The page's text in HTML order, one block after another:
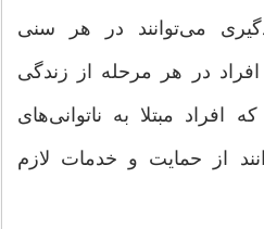
می‌توانند در هر سنی
در هر مرحله از زندگی
افراد مبتلا به ناتوانی‌های
از حمایت و خدمات لازم